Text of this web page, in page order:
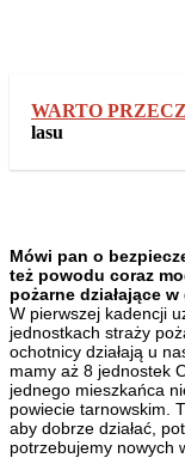
WARTO
lasu
Mówi pan o
też powodu coraz
pożarne działające
W pierwszej kadencji
jednostkach straży
ochotnicy działają u
mamy aż 8 jednostek
jednego mieszkańca
powiecie tarnowskim.
aby dobrze działać,
potrzebujemy nowych